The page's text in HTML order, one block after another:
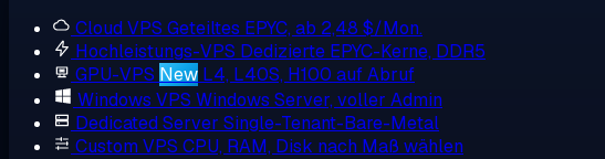
Cloud VPS Geteiltes EPYC, ab 2,48 $/Mon.
Hochleistungs-VPS Dedizierte EPYC-Kerne, DDR5
GPU-VPS New L4, L40S, H100 auf Abruf
Windows VPS Windows Server, voller Admin
Dedicated Server Single-Tenant-Bare-Metal
Custom VPS CPU, RAM, Disk nach Maß wählen